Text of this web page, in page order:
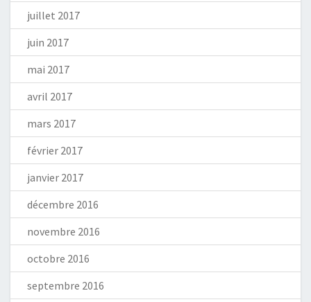
juillet 2017
juin 2017
mai 2017
avril 2017
mars 2017
février 2017
janvier 2017
décembre 2016
novembre 2016
octobre 2016
septembre 2016